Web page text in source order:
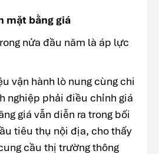
mặt bằng giá
nửa đầu năm là áp lực
vận hành lò nung cùng chi
nghiệp phải điều chỉnh giá
giá vẫn diễn ra trong bối
tiêu thụ nội địa, cho thấy
cầu thị trường thông